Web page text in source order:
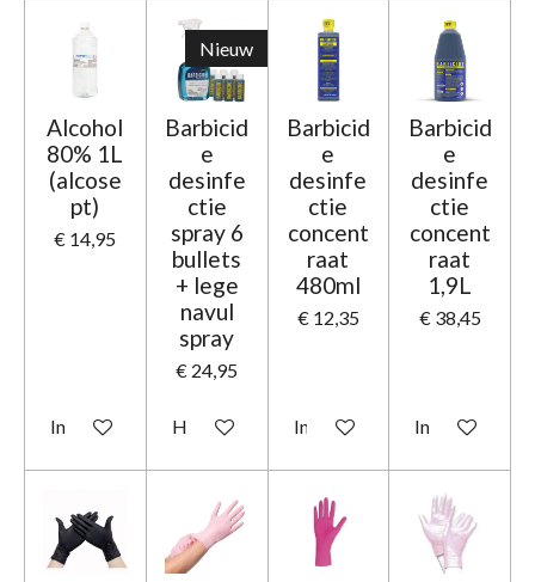
Alcohol
80% 1L
(alcose
pt)
€ 14,95
In winkelwagen
Nieuw
Barbicid
e
desinfe
ctie
spray 6
bullets
+ lege
navul
spray
€ 24,95
Houd mij op de hoogte
Barbicid
e
desinfe
ctie
concent
raat
480ml
€ 12,35
In winkelwagen
Barbicid
e
desinfe
ctie
concent
raat
1,9L
€ 38,45
In